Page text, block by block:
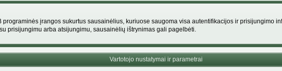
programinės įrangos sukurtus sausainėlius, kuriuose saugoma visa autentifikacijos ir prisijungimo
prisijungimu arba atsijungimu, sausainėlių ištrynimas gali pagelbėti.
Vartotojo nustatymai ir parametrai